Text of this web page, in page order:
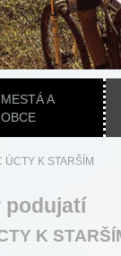
MESTÁ A
OBCE
ÚCTY K STARŠÍM
podujatí
K